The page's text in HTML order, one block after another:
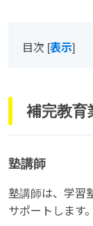
目次 [表示]
補完教育
塾講師
塾講師は、学習
サポートします